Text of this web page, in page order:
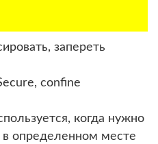
запереть
confine
когда нужно
в определенном месте